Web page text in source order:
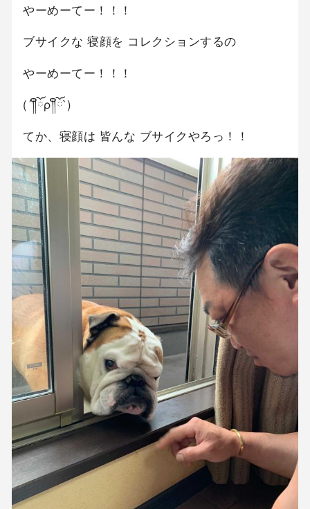
やーめーてー！！！
ブサイクな 寝顔を コレクションするの
やーめーてー！！！
(´༎ຶོρ༎ຶོ`)
てか、寝顔は 皆んな ブサイクやろっ！！